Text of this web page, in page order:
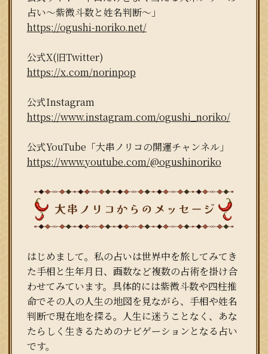
占い～紫微斗数と姓名判断～」
https://ogushi-noriko.net/
公式X(旧Twitter)
https://x.com/norinpop
公式Instagram
https://www.instagram.com/ogushi_noriko/
公式YouTube「大串ノリコの開運チャンネル」
https://www.youtube.com/@ogushinoriko
はじめまして。私の占いは世界中を旅してみてき
た手相と生年月日、画数など複数の占術を掛け合
わせてみています。具体的には紫微斗数や四柱推
命でその人の人生の地図を見ながら、手相や姓名
判断で現在地を探る。人生に迷うことなく、あな
たらしく生きるためのナビゲーションとなる占い
です。